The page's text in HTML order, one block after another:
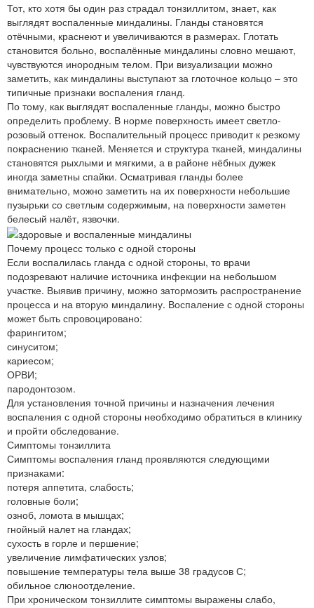
Тот, кто хотя бы один раз страдал тонзиллитом, знает, как
выглядят воспаленные миндалины. Гланды становятся
отёчными, краснеют и увеличиваются в размерах. Глотать
становится больно, воспалённые миндалины словно мешают,
чувствуются инородным телом. При визуализации можно
заметить, как миндалины выступают за глоточное кольцо – это
типичные признаки воспаления гланд.
По тому, как выглядят воспаленные гланды, можно быстро
определить проблему. В норме поверхность имеет светло-
розовый оттенок. Воспалительный процесс приводит к резкому
покраснению тканей. Меняется и структура тканей, миндалины
становятся рыхлыми и мягкими, а в районе нёбных дужек
иногда заметны спайки. Осматривая гланды более
внимательно, можно заметить на их поверхности небольшие
пузырьки со светлым содержимым, на поверхности заметен
белесый налёт, язвочки.
Почему процесс только с одной стороны
Если воспалилась гланда с одной стороны, то врачи
подозревают наличие источника инфекции на небольшом
участке. Выявив причину, можно затормозить распространение
процесса и на вторую миндалину. Воспаление с одной стороны
может быть спровоцировано:
фарингитом;
синуситом;
кариесом;
ОРВИ;
пародонтозом.
Для установления точной причины и назначения лечения
воспаления с одной стороны необходимо обратиться в клинику
и пройти обследование.
Симптомы тонзиллита
Симптомы воспаления гланд проявляются следующими
признаками:
потеря аппетита, слабость;
головные боли;
озноб, ломота в мышцах;
гнойный налет на гландах;
сухость в горле и першение;
увеличение лимфатических узлов;
повышение температуры тела выше 38 градусов С;
обильное слюноотделение.
При хроническом тонзиллите симптомы выражены слабо,